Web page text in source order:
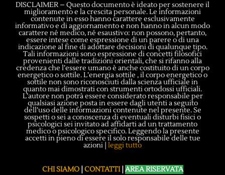
DISCLAIMER – Questo documento è ideato per sostenere il
miglioramento e la crescita personale. Le informazioni
contenute in esso hanno carattere esclusivamente
informativo e di aggiornamento e non hanno in alcun modo
carattere né medico, né esaustivo: non possono, pertanto,
essere intese come espressione di un parere o di una
indicazione al fine di adottare decisioni di qualunque tipo.
Tali informazioni sono espressione di concetti filosofici
provenienti dalle tradizioni orientali, che si rifanno alla
credenza che l’essere umano è anche costituito di un corpo
energetico o sottile. L’energia sottile , il corpo energetico o
sottile non sono riconosciuti dalla scienza ufficiale in
quanto mai dimostrati con strumenti ortodossi ufficiali.
L’autore non potrà essere considerato responsabile per
qualsiasi azione posta in essere dagli utenti a seguito
dell’uso delle informazioni contenute nel presente. Se
sospetti o sei a conoscenza di eventuali disturbi fisici o
psicologici sei invitato ad affidarti ad un trattamento
medico o psicologico specifico. Leggendo la presente
accetti in pieno di essere il solo responsabile delle tue
azioni | leggi tutto
CHI SIAMO| CONTATTI| AREA RISERVATA